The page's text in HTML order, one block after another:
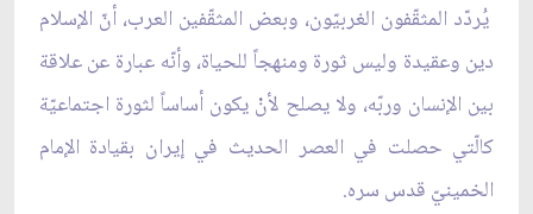
يُردّد المثقّفون الغربيّون، وبعض المثقّفين العرب، أنّ الإسلام
دين وعقيدة وليس ثورة ومنهجاً للحياة، وأنّه عبارة عن علاقة
بين الإنسان وربّه، ولا يصلح لأنْ يكون أساساً لثورة اجتماعيّة
كالّتي حصلت في العصر الحديث في إيران بقيادة الإمام
الخمينيّ قدس سره.